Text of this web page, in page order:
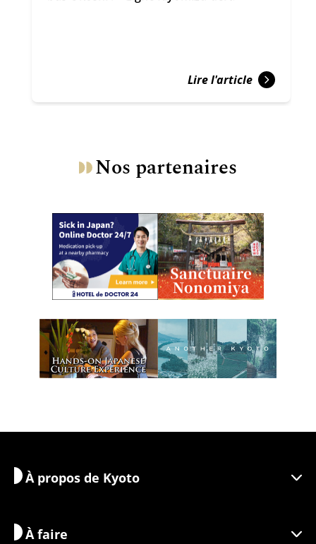
Lire l'article
Nos partenaires
À propos de Kyoto
Découvrir Kyoto
À faire